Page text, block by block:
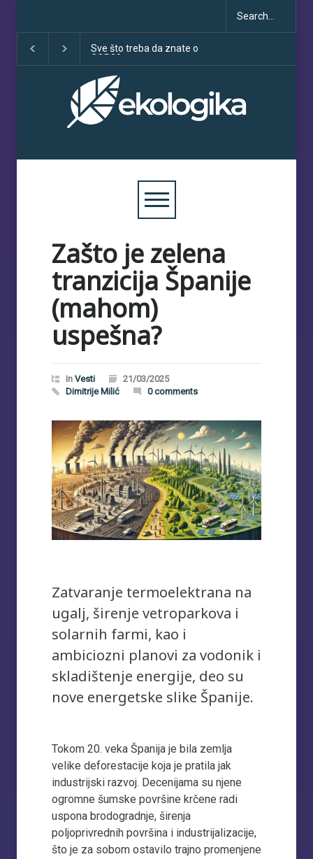
Klimatske dezinformacije u
porastu uoči COP30
obećanja i učinka
Zašto je zelena
tranzicija Španije
(mahom)
uspešna?
In Vesti
21/03/2025
Dimitrije Milić
0 comments
Zatvaranje termoelektrana na
ugalj, širenje vetroparkova i
solarnih farmi, kao i
ambiciozni planovi za vodonik i
skladištenje energije, deo su
nove energetske slike Španije.
Tokom 20. veka Španija je bila zemlja
velike deforestacije koja je pratila jak
industrijski razvoj. Decenijama su njene
ogromne šumske površine krčene radi
uspona brodogradnje, širenja
poljoprivrednih površina i industrijalizacije,
što je za sobom ostavilo trajno promenjene